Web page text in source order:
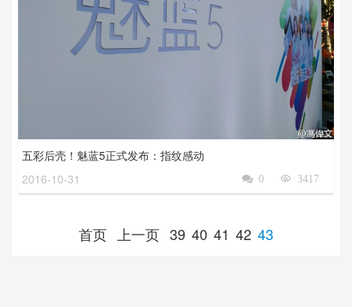
五彩后壳！魅蓝5正式发布：指纹感动
2016-10-31
3417

0

首页 上一页 39 40 41 42 43